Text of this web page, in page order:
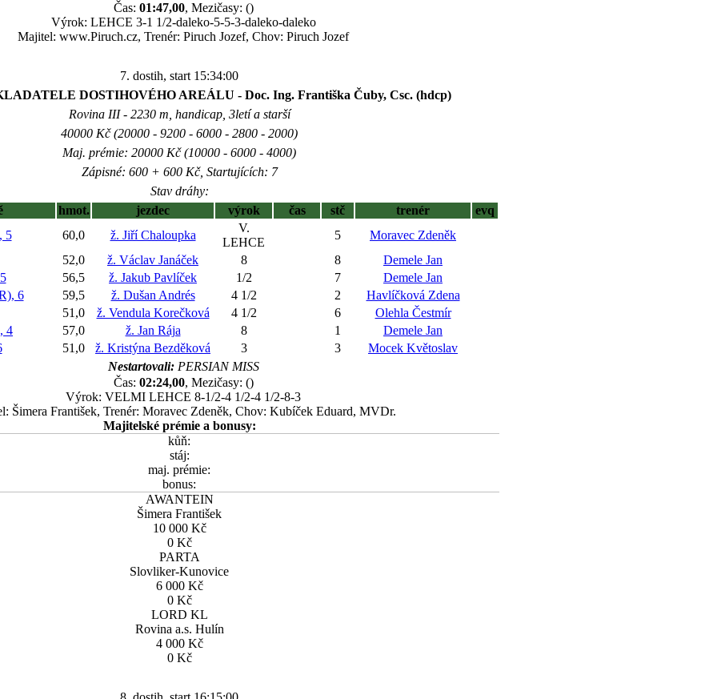
Čas: 01:47,00, Mezičasy: ()
Výrok: LEHCE 3-1 1/2-daleko-5-5-3-daleko-daleko
Majitel: www.Piruch.cz, Trenér: Piruch Jozef, Chov: Piruch Jozef
7. dostih, start 15:34:00
DOSTIHOVÉHO AREÁLU - Doc. Ing. Františka Čuby, Csc. (hdcp)
Rovina III - 2230 m, handicap, 3letí a starší
40000 Kč (20000 - 9200 - 6000 - 2800 - 2000)
Maj. prémie: 20000 Kč (10000 - 6000 - 4000)
Zápisné: 600 + 600 Kč, Startujících: 7
Stav dráhy:
hmot. jezdec výrok čas stč trenér
evq
5 60,0 ž. Jiří Chaloupka
V.
LEHCE
5
Moravec Zdeněk
52,0 ž. Václav Janáček 8 8
Demele Jan
56,5 ž. Jakub Pavlíček 1/2 7
Demele Jan
6 59,5 ž. Dušan Andrés 4 1/2 2
Havlíčková Zdena
51,0 ž. Vendula Korečková 4 1/2 6
Olehla Čestmír
4 57,0 ž. Jan Rája 8 1
Demele Jan
51,0 ž. Kristýna Bezděková 3 3
Mocek Květoslav
Nestartovali:PERSIAN MISS
Čas: 02:24,00, Mezičasy: ()
Výrok: VELMI LEHCE 8-1/2-4 1/2-4 1/2-8-3
Šimera František, Trenér: Moravec Zdeněk, Chov: Kubíček Eduard, MVDr.
Majitelské prémie a bonusy:
kůň:
stáj:
maj. prémie:
bonus:
AWANTEIN
Šimera František
10 000 Kč
0 Kč
PARTA
Slovliker-Kunovice
6 000 Kč
0 Kč
LORD KL
Rovina a.s. Hulín
4 000 Kč
0 Kč